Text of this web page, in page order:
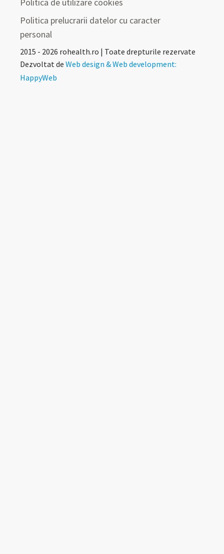
2015 - 2026 rohealth.ro | Toate drepturile rezervate
Dezvoltat de Web design & Web development:
HappyWeb
Politica prelucrarii datelor cu caracter
personal